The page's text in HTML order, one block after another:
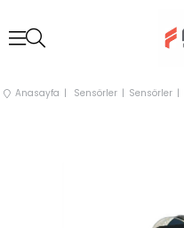
Anasayfa Sensörler Sensörler